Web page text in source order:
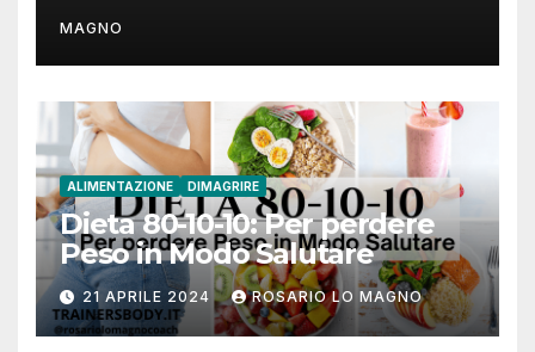
MAGNO
ALIMENTAZIONE DIMAGRIRE
Dieta 80-10-10: Per perdere
Peso in Modo Salutare
21 APRILE 2024 ROSARIO LO MAGNO